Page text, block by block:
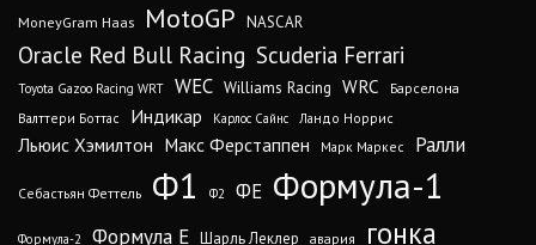
MoneyGram Haas MotoGP NASCAR
Oracle Red Bull Racing Scuderia Ferrari
Toyota Gazoo Racing WRT WEC Williams Racing WRC
Барселона
Валттери Боттас
Индикар Карлос Сайнс Ландо Норрис
Льюис Хэмилтон Макс Ферстаппен Марк Маркес Ралли
Себастьян Феттель Ф1 Ф2 ФЕ Формула-1
Формула-2 Формула Е Шарль Леклер авария гонка